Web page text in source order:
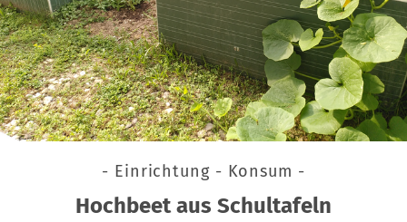
- Einrichtung - Konsum -
Hochbeet aus Schultafeln